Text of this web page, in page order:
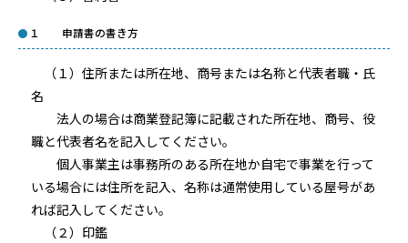
１ 申請書の書き方
（１）住所または所在地、商号または名称と代表者職・氏
名
法人の場合は商業登記簿に記載された所在地、商号、役
職と代表者名を記入してください。
個人事業主は事務所のある所在地か自宅で事業を行って
いる場合には住所を記入、名称は通常使用している屋号があ
れば記入してください。
（２）印鑑